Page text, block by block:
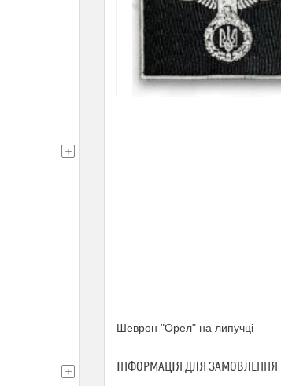
Шеврон "Орел" на липучці
ІНФОРМАЦІЯ ДЛЯ ЗАМОВЛЕННЯ